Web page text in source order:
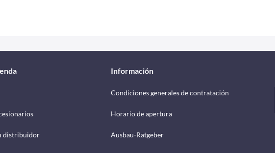
distribuidor
Información
Condiciones generales de contratación
Horario de apertura
Ausbau-Ratgeber